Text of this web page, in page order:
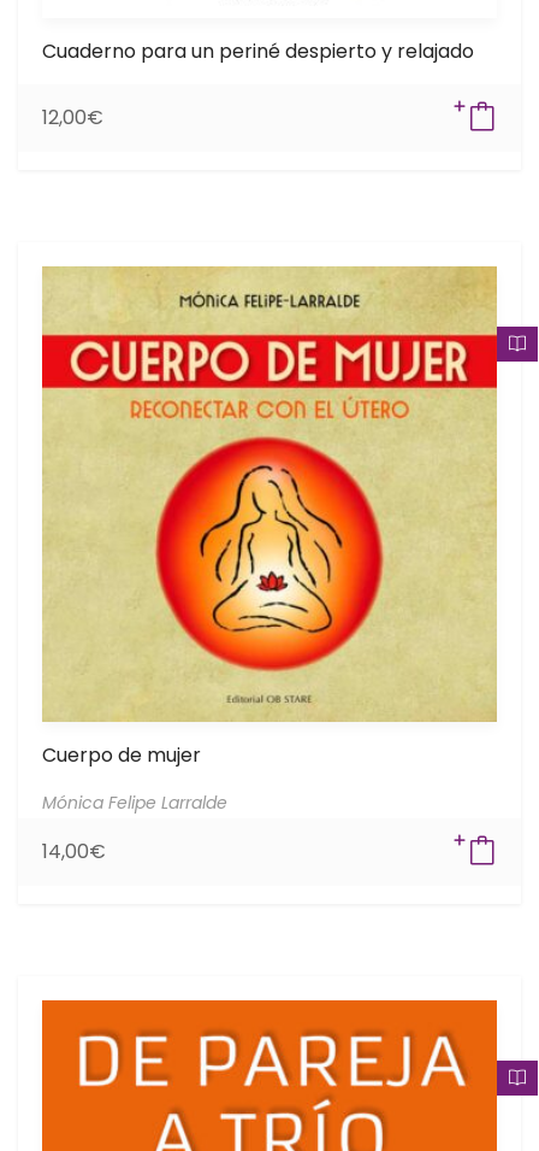
Cuaderno para un periné despierto y relajado
12,00€
Cuerpo de mujer
Mónica Felipe Larralde
14,00€